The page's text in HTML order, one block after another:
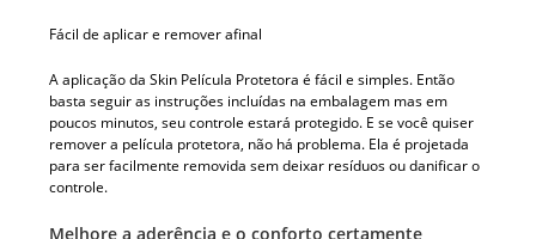
Fácil de aplicar e remover afinal
A aplicação da Skin Película Protetora é fácil e simples. Então
basta seguir as instruções incluídas na embalagem mas em
poucos minutos, seu controle estará protegido. E se você quiser
remover a película protetora, não há problema. Ela é projetada
para ser facilmente removida sem deixar resíduos ou danificar o
controle.
Melhore a aderência e o conforto certamente